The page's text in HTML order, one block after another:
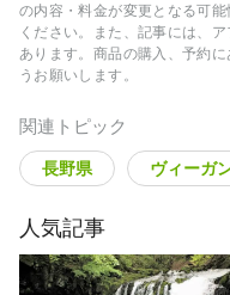
の内容・料金が変更となる可
ください。また、記事には、
あります。商品の購入、予約
うお願いします。
関連トピック
長野県 ヴィーガ
人気記事